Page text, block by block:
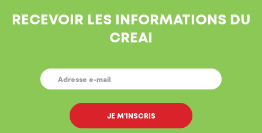
RECEVOIR LES INFORMATIONS DU
CREAI
E-
MAIL *